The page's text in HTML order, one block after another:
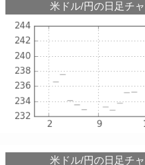
米ドル/円の日足チ
米ドル/円の日足チ